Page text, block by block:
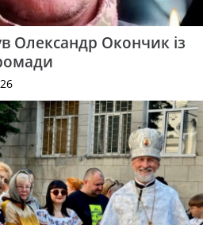
Олександр Окончик із